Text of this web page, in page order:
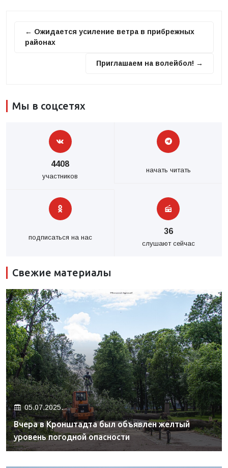
← Ожидается усиление ветра в прибрежных
районах
Приглашаем на волейбол! →
Мы в соцсетях
4408
участников
начать читать
подписаться на нас
36
слушают сейчас
Свежие материалы
05.07.2025.
Вчера в Кронштадта был объявлен желтый
уровень погодной опасности